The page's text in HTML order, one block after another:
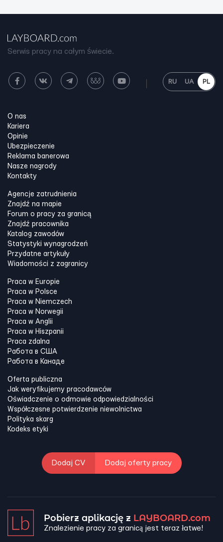
Serwis pracy na całym świecie.
RU UA PL
O nas
Kariera
Opinie
Ubezpieczenie
Reklama banerowa
Nasze nagrody
Kontakty
Agencje zatrudnienia
Znajdź na mapie
Forum o pracy za granicą
Znajdź pracownika
Katalog zawodów
Statystyki wynagrodzeń
Przydatne artykuły
Wiadomości z zagranicy
Praca w Europie
Praca w Polsce
Praca w Niemczech
Praca w Norwegii
Praca w Anglii
Praca w Hiszpanii
Praca zdalna
Работа в США
Работа в Канадe
Oferta publiczna
Jak weryfikujemy pracodawców
Oświadczenie o odmowie odpowiedzialności
Współczesne potwierdzenie niewolnictwa
Polityka skarg
Kodeks etyki
Dodaj CV Dodaj oferty pracy
Pobierz aplikację z LAYBOARD.com
Znalezienie pracy za granicą jest teraz łatwe!